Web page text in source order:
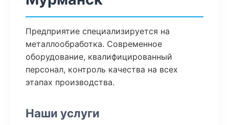
Предприятие специализируется на
металлообработка. Современное
оборудование, квалифицированный
персонал, контроль качества на всех
этапах производства.
Наши услуги